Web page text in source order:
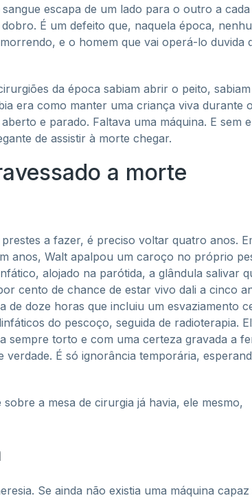
escapa de um lado para o outro a cada
É um defeito que, naquela época,
e o homem que vai operá-lo duvida
da época sabiam abrir o peito,
era como manter uma criança viva durante
e parado. Faltava uma máquina. E sem
de assistir à morte chegar.
a morte
a fazer, é preciso voltar quatro anos.
anos, Walt apalpou um caroço no próprio
alojado na parótida, a glândula salivar
cento de chance de estar vivo dali a cinco
doze horas que incluiu um esvaziamento
do pescoço, seguida de radioterapia.
sempre torto e com uma certeza gravada a
É só ignorância temporária,
a mesa de cirurgia já havia, ele mesmo,
Se ainda não existia uma máquina capaz